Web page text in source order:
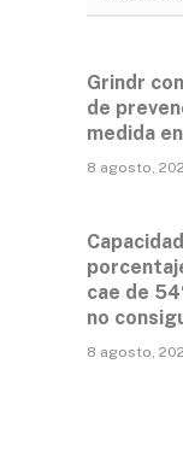
Grindr
de
medida
8 agosto,
cae de
no
8 agosto,